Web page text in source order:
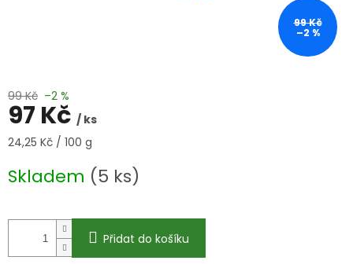
99 Kč
–2 %
99 Kč –2 %
97 Kč / ks
Měrná
24,25 Kč / 100 g
Skladem (5 ks)
Přidat do košíku